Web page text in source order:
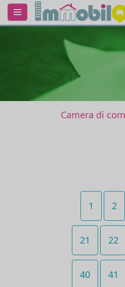
Camera di
1 2
21 22
40 41